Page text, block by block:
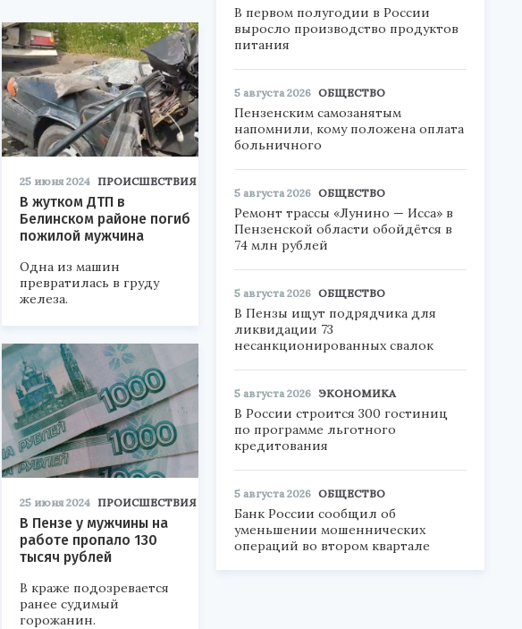
25 июня 2024 ПРОИСШЕСТВИЯ
В жутком ДТП в
Белинском районе погиб
пожилой мужчина
Одна из машин
превратилась в груду
железа.
25 июня 2024 ПРОИСШЕСТВИЯ
В Пензе у мужчины на
работе пропало 130
тысяч рублей
В краже подозревается
ранее судимый
горожанин.
В первом полугодии в России
выросло производство продуктов
питания
5 августа 2026 ОБЩЕСТВО
Пензенским самозанятым
напомнили, кому положена оплата
больничного
5 августа 2026 ОБЩЕСТВО
Ремонт трассы «Лунино — Исса» в
Пензенской области обойдётся в
74 млн рублей
5 августа 2026 ОБЩЕСТВО
В Пензы ищут подрядчика для
ликвидации 73
несанкционированных свалок
5 августа 2026 ЭКОНОМИКА
В России строится 300 гостиниц
по программе льготного
кредитования
5 августа 2026 ОБЩЕСТВО
Банк России сообщил об
уменьшении мошеннических
операций во втором квартале